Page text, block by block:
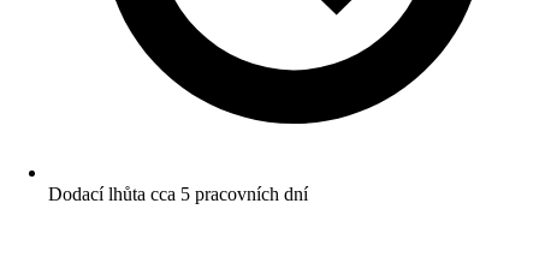
Dodací lhůta cca 5 pracovních dní